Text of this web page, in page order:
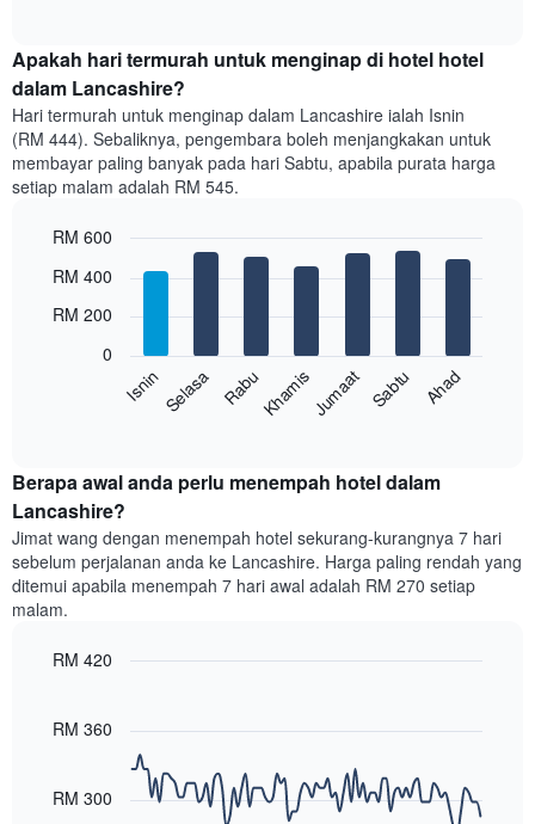
purata
bilik
setiap
bulan
Carta
mempunyai
1
memaparkan
bulan.
Carta
mempunyai
harga
purata
bilik
Apakah hari termurah untuk menginap di hotel hotel
dalam Lancashire?
Hari termurah untuk menginap dalam Lancashire ialah Isnin
(RM 444). Sebaliknya, pengembara boleh menjangkakan untuk
membayar paling banyak pada hari Sabtu, apabila purata harga
setiap malam adalah RM 545.
chart
purata
bilik
setiap
hari
dalam
seminggu
Carta
yang
memaparkan
dalam
graphic.
IsninSelasa RabuKhamisJumaat Sabtu Ahad
0
RM 200
RM 400
RM 600
Berapa awal anda perlu menempah hotel dalam
Lancashire?
Jimat wang dengan menempah hotel sekurang-kurangnya 7 hari
sebelum perjalanan anda ke Lancashire. Harga paling rendah yang
ditemui apabila menempah 7 hari awal adalah RM 270 setiap
malam.
with
RM 300
RM 360
RM 420